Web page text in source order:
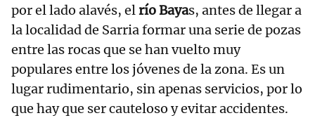
por el lado alavés, elrío Bayas, antes de llegar a
la localidad de Sarria formar una serie de pozas
entre las rocas que se han vuelto muy
populares entre los jóvenes de la zona. Es un
lugar rudimentario, sin apenas servicios, por lo
que hay que ser cauteloso y evitar accidentes.